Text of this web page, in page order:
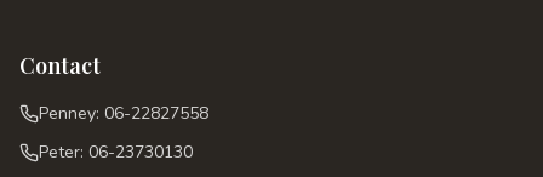
Contact
Penney: 06-22827558
Peter: 06-23730130